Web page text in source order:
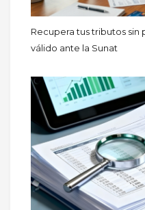
Recupera tus tributos sin
válido ante la Sunat